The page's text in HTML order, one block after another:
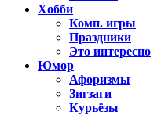
Хобби
Комп. игры
Праздники
Это интересно
Юмор
Афоризмы
Зигзаги
Курьёзы